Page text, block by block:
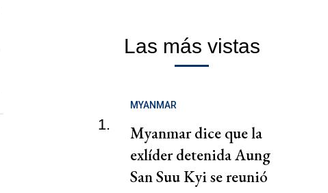
Las más vistas
1.
MYANMAR
Myanmar dice que la
exlíder detenida Aung
San Suu Kyi se reunió